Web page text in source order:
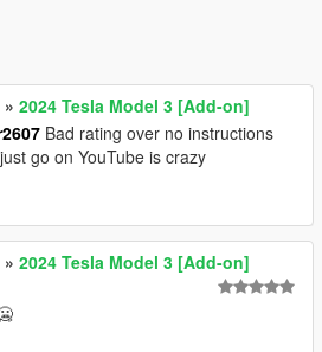
» 2024 Tesla Model 3 [Add-on]
Bad rating over no instructions
go on YouTube is crazy
» 2024 Tesla Model 3 [Add-on]